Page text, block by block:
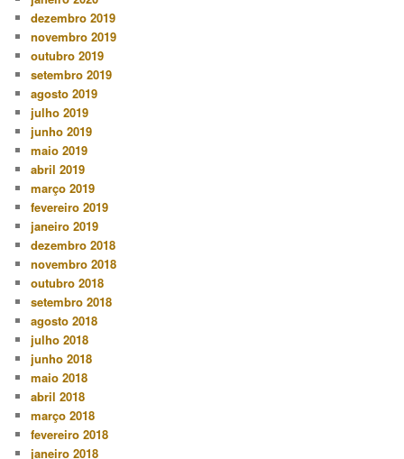
dezembro 2019
novembro 2019
outubro 2019
setembro 2019
agosto 2019
julho 2019
junho 2019
maio 2019
abril 2019
março 2019
fevereiro 2019
janeiro 2019
dezembro 2018
novembro 2018
outubro 2018
setembro 2018
agosto 2018
julho 2018
junho 2018
maio 2018
abril 2018
março 2018
fevereiro 2018
janeiro 2018